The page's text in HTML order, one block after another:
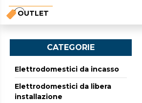
OUTLET
CATEGORIE
Elettrodomestici da incasso
Elettrodomestici da libera
installazione